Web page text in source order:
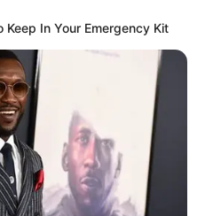
Couples? See The
Keep In Your Emergency Kit